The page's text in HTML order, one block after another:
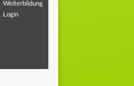
Weiterbildung
Login